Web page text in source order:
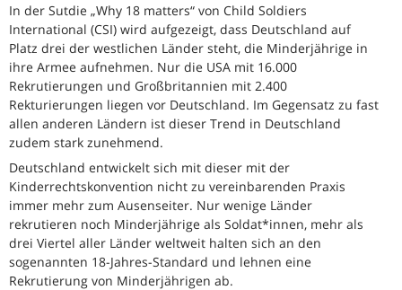
In der Sutdie „Why 18 matters“ von Child Soldiers
International (CSI) wird aufgezeigt, dass Deutschland auf
Platz drei der westlichen Länder steht, die Minderjährige in
ihre Armee aufnehmen. Nur die USA mit 16.000
Rekrutierungen und Großbritannien mit 2.400
Rekturierungen liegen vor Deutschland. Im Gegensatz zu fast
allen anderen Ländern ist dieser Trend in Deutschland
zudem stark zunehmend.
Deutschland entwickelt sich mit dieser mit der
Kinderrechtskonvention nicht zu vereinbarenden Praxis
immer mehr zum Ausenseiter. Nur wenige Länder
rekrutieren noch Minderjährige als Soldat*innen, mehr als
drei Viertel aller Länder weltweit halten sich an den
sogenannten 18-Jahres-Standard und lehnen eine
Rekrutierung von Minderjährigen ab.